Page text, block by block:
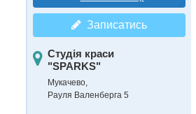
Записатись
Студія краси
"SPARKS"
Мукачево,
Рауля Валенберга 5